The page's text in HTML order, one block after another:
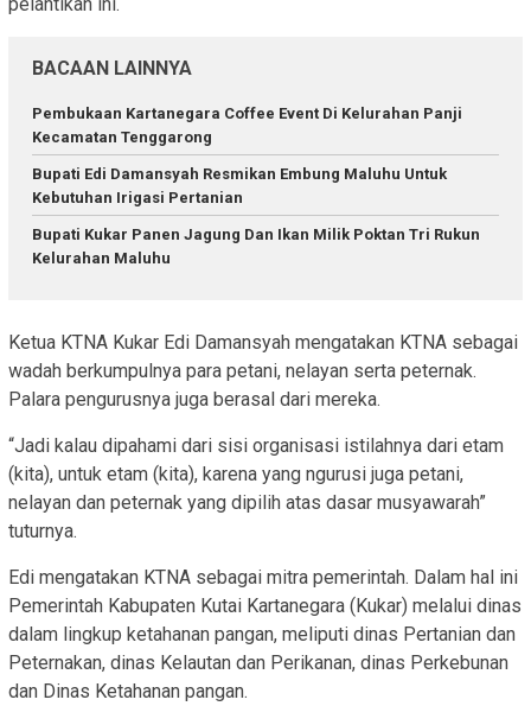
BACAAN LAINNYA
Pembukaan Kartanegara Coffee Event Di Kelurahan Panji
Kecamatan Tenggarong
Bupati Edi Damansyah Resmikan Embung Maluhu Untuk
Kebutuhan Irigasi Pertanian
Bupati Kukar Panen Jagung Dan Ikan Milik Poktan Tri Rukun
Kelurahan Maluhu
Ketua KTNA Kukar Edi Damansyah mengatakan KTNA sebagai
wadah berkumpulnya para petani, nelayan serta peternak.
Palara pengurusnya juga berasal dari mereka.
“Jadi kalau dipahami dari sisi organisasi istilahnya dari etam
(kita), untuk etam (kita), karena yang ngurusi juga petani,
nelayan dan peternak yang dipilih atas dasar musyawarah”
tuturnya.
Edi mengatakan KTNA sebagai mitra pemerintah. Dalam hal ini
Pemerintah Kabupaten Kutai Kartanegara (Kukar) melalui dinas
dalam lingkup ketahanan pangan, meliputi dinas Pertanian dan
Peternakan, dinas Kelautan dan Perikanan, dinas Perkebunan
dan Dinas Ketahanan pangan.